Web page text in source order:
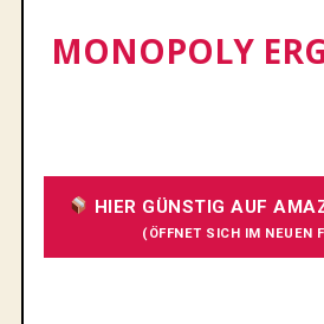
MONOPOLY
HIER GÜNSTIG AUF
(ÖFFNET SICH IM NEUEN